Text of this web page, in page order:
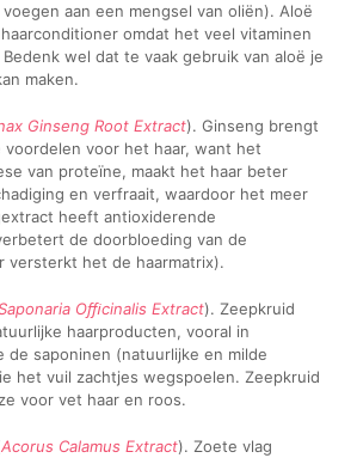
aan een mengsel van oliën). Aloë
omdat het veel vitaminen
wel dat te vaak gebruik van aloë je
maken.
Ginseng Root Extract). Ginseng brengt
voor het haar, want het
van proteïne, maakt het haar beter
en verfraait, waardoor het meer
heeft antioxiderende
de doorbloeding van de
versterkt het de haarmatrix).
Oﬃcinalis Extract). Zeepkruid
haarproducten, vooral in
de saponinen (natuurlijke en milde
het vuil zachtjes wegspoelen. Zeepkruid
voor vet haar en roos.
Acorus Calamus Extract). Zoete vlag